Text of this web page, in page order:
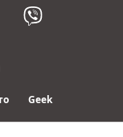
Geek